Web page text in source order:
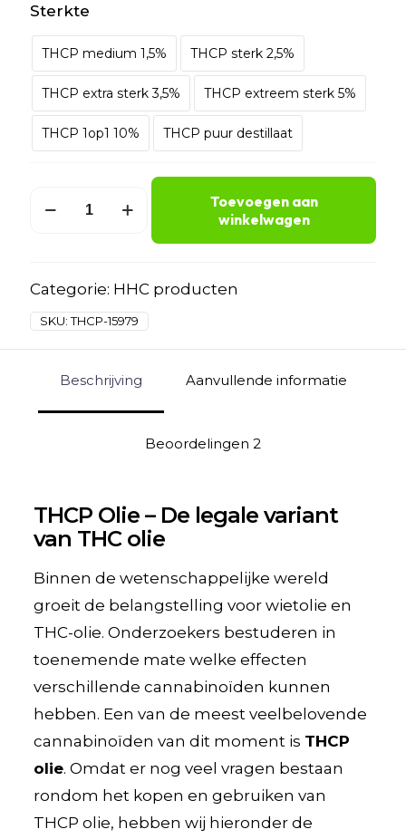
Sterkte
THCP medium 1,5% THCP sterk 2,5%
THCP extra sterk 3,5% THCP extreem sterk 5%
THCP 1op1 10% THCP puur destillaat
olie
Toevoegen aan
winkelwagen
Categorie: HHC producten
SKU:THCP-15979
Beschrijving Aanvullende informatie
Beoordelingen 2
THCP Olie – De legale variant
van THC olie
Binnen de wetenschappelijke wereld
groeit de belangstelling voor wietolie en
THC-olie. Onderzoekers bestuderen in
toenemende mate welke effecten
verschillende cannabinoïden kunnen
hebben. Een van de meest veelbelovende
cannabinoïden van dit moment is THCP
olie. Omdat er nog veel vragen bestaan
rondom het kopen en gebruiken van
THCP olie, hebben wij hieronder de